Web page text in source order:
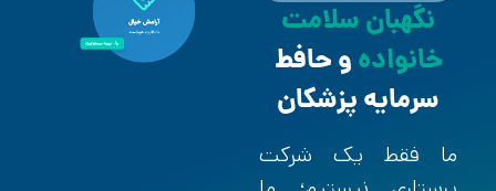
نگهبان سلامت
خانوادهو حافط
سرمایه پزشکان
ما فقط یک شرکت